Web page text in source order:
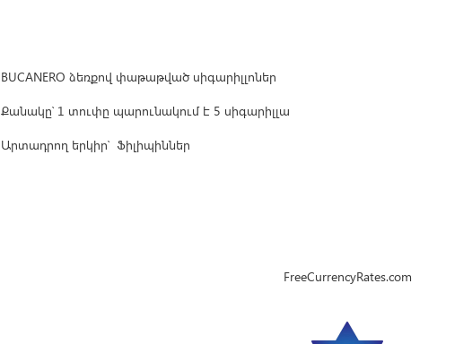
BUCANERO ձեռքով փաթաթված սիգարիլլոներ
Քանակը՝ 1 տուփը պարունակում է 5 սիգարիլլա
Արտադրող երկիր՝ Ֆիլիպիններ
FreeCurrencyRates.com